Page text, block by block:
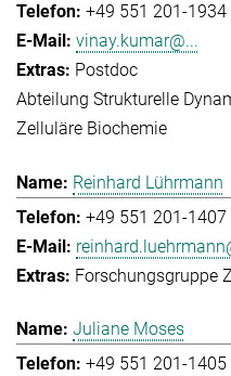
+49 551 201-1934
vinay.kumar@...
Postdoc
Abteilung Strukturelle
Zelluläre Biochemie
Reinhard Lührmann
+49 551 201-1407
Forschungsgruppe
Juliane Moses
+49 551 201-1405